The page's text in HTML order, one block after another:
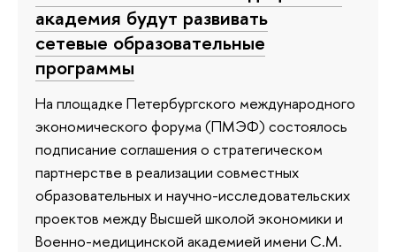
академия будут развивать
сетевые образовательные
программы
На площадке Петербургского международного
экономического форума (ПМЭФ) состоялось
подписание соглашения о стратегическом
партнерстве в реализации совместных
образовательных и научно-исследовательских
проектов между Высшей школой экономики и
Военно-медицинской академией имени С.М.